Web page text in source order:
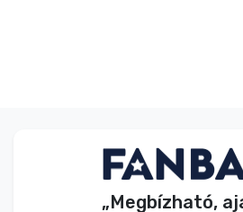
„Megbízható,
Terméktípusok